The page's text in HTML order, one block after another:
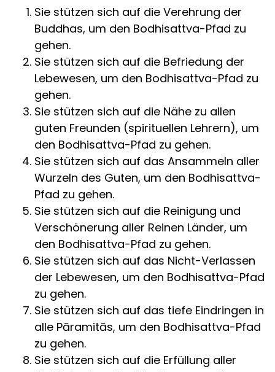
Sie stützen sich auf die Verehrung der
Buddhas, um den Bodhisattva-Pfad zu
gehen.
Sie stützen sich auf die Befriedung der
Lebewesen, um den Bodhisattva-Pfad zu
gehen.
Sie stützen sich auf die Nähe zu allen
guten Freunden (spirituellen Lehrern), um
den Bodhisattva-Pfad zu gehen.
Sie stützen sich auf das Ansammeln aller
Wurzeln des Guten, um den Bodhisattva-
Pfad zu gehen.
Sie stützen sich auf die Reinigung und
Verschönerung aller Reinen Länder, um
den Bodhisattva-Pfad zu gehen.
Sie stützen sich auf das Nicht-Verlassen
der Lebewesen, um den Bodhisattva-Pfad
zu gehen.
Sie stützen sich auf das tiefe Eindringen in
alle Pāramitās, um den Bodhisattva-Pfad
zu gehen.
Sie stützen sich auf die Erfüllung aller